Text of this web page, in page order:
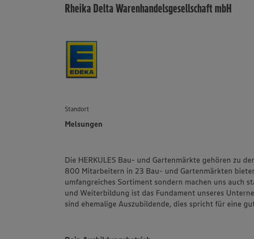
Rheika Delta Warenhandelsgesellschaft mbH
Standort
Melsungen
Die HERKULES Bau- und Gartenmärkte gehören zu
800 Mitarbeitern in 23 Bau- und Gartenmärkten
umfangreiches Sortiment sondern machen uns auch
und Weiterbildung ist das Fundament unseres
sind ehemalige Auszubildende, dies spricht für eine